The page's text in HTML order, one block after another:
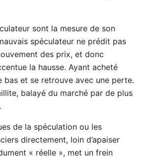
sont la mesure de son
spéculateur ne prédit pas
des prix, et donc
la hausse. Ayant acheté
bas et se retrouve avec une perte.
balayé du marché par de plus
de la spéculation ou les
directement, loin d’apaiser
« réelle », met un frein